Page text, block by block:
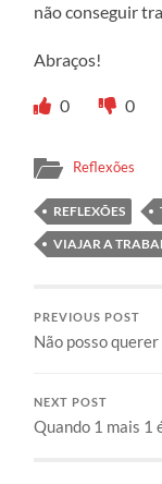
não conseguir
Abraços!
0 0
Reflexões
REFLEXÕES
VIAJAR A
PREVIOUS POST
Não posso querer
NEXT POST
Quando 1 mais 1